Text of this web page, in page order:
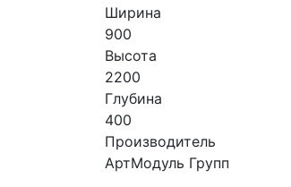
Ширина
900
Высота
2200
Глубина
400
Производитель
АртМодуль Групп